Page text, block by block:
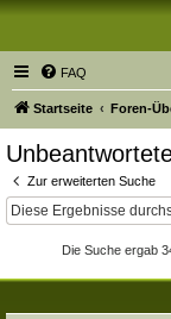
FAQ
Startseite Foren-
Zur erweiterten Suche
Die Suche ergab